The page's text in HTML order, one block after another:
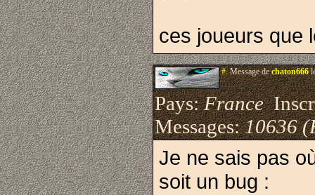
ces joueurs que
#.Message dechaton666
Pays:France
Messages:10636
Je ne sais pas
soit un bug :